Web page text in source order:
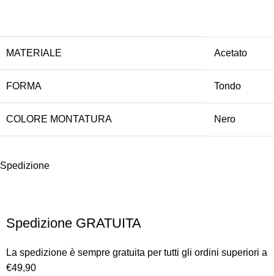
MATERIALE Acetato
FORMA Tondo
COLORE MONTATURA Nero
Spedizione
Spedizione GRATUITA
La spedizione è sempre gratuita per tutti gli ordini superiori a
€49,90